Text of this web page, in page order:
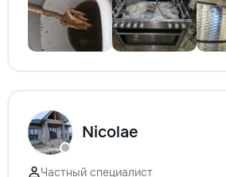
Nicolae
Частный специалист